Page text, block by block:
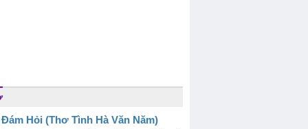
Hỏi (Thơ Tình Hà Văn Năm)